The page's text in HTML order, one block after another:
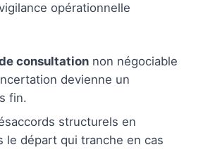
opérationnelle
consultation non négociable
devienne un
fin.
structurels en
le départ qui tranche en cas